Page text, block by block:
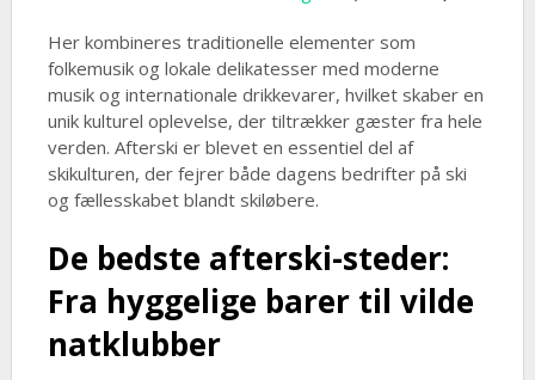
Her kombineres traditionelle elementer som
folkemusik og lokale delikatesser med moderne
musik og internationale drikkevarer, hvilket skaber en
unik kulturel oplevelse, der tiltrækker gæster fra hele
verden. Afterski er blevet en essentiel del af
skikulturen, der fejrer både dagens bedrifter på ski
og fællesskabet blandt skiløbere.
De bedste afterski-steder:
Fra hyggelige barer til vilde
natklubber